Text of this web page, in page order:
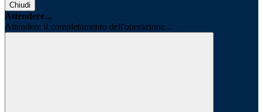
Chiudi
Attendere...
Attendere il completamento dell'operazione...